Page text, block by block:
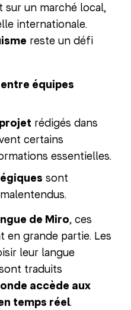
sur un marché local,
internationale.
reste un défi
équipes
rédigés dans
certains
essentielles.
sont
de Miro, ces
en grande partie. Les
leur langue
traduits
accède aux
temps réel.